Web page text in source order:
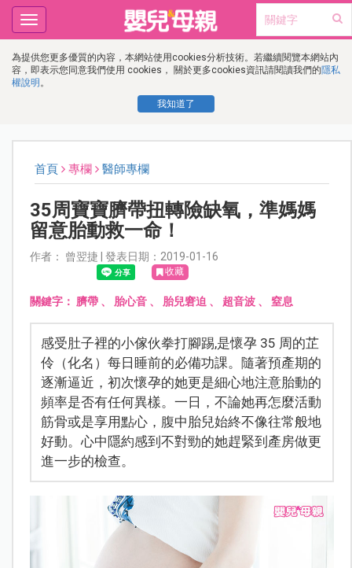
為提供您更多優質的內容，本網站使用cookies分析技術。若繼續閱覽本網站內
容，即表示您同意我們使用 cookies， 關於更多cookies資訊請閱讀我們的隱私
權說明 。
我知道了
Toggle
navigation
首頁 專欄 醫師專欄
35周寶寶臍帶扭轉險缺氧，準媽媽
留意胎動救一命！
作者： 曾翌捷 | 發表日期：2019-01-16
收藏
關鍵字： 臍帶、 胎心音、 胎兒窘迫 、 超音波、 窒息
感受肚子裡的小傢伙拳打腳踢,是懷孕 35 周的芷
伶（化名）每日睡前的必備功課。隨著預產期的
逐漸逼近，初次懷孕的她更是細心地注意胎動的
頻率是否有任何異樣。一日，不論她再怎麼活動
筋骨或是享用點心，腹中胎兒始終不像往常般地
好動。心中隱約感到不對勁的她趕緊到產房做更
進一步的檢查。